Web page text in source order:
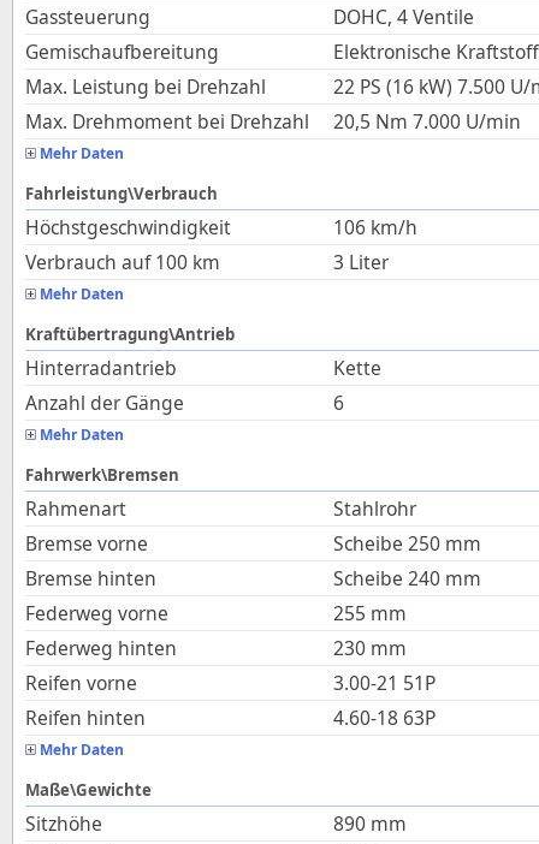
Gassteuerung
DOHC, 4 Ventile
Gemischaufbereitung
Elektronische
Max. Leistung bei Drehzahl
22 PS (16 kW) 7.500 U/
Max. Drehmoment bei Drehzahl
20,5 Nm 7.000 U/min
Mehr Daten
Fahrleistung\Verbrauch
Höchstgeschwindigkeit 106 km/h
Verbrauch auf 100 km
3 Liter
Mehr Daten
Kraftübertragung\Antrieb
Hinterradantrieb
Kette
Anzahl der Gänge
6
Mehr Daten
Fahrwerk\Bremsen
Rahmenart
Stahlrohr
Bremse vorne
Scheibe 250 mm
Bremse hinten
Scheibe 240 mm
Federweg vorne
255 mm
Federweg hinten
230 mm
Reifen vorne
3.00-21 51P
Reifen hinten
4.60-18 63P
Mehr Daten
Maße\Gewichte
Sitzhöhe 890 mm